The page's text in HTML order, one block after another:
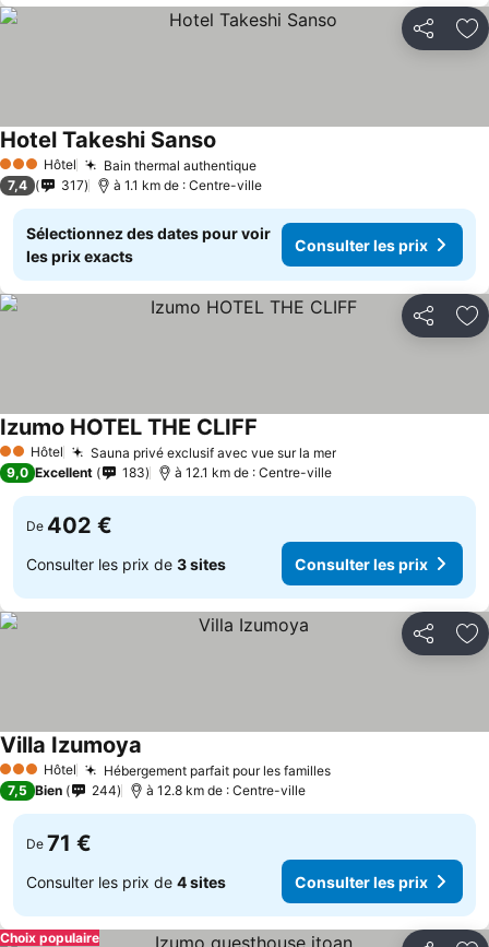
Partager
3 ÉtoilesHôtel Bain thermal authentique
Hotel Takeshi Sanso
7,4 317 à 1.1 km de : Centre-ville
Sélectionnez des dates pour voir
les prix exacts
Consulter les prix
Partager
2 Étoiles
Hôtel Sauna privé exclusif avec vue sur la mer
Izumo HOTEL THE CLIFF
9,0 Excellent 183 à 12.1 km de : Centre-ville
De 402 €
Consulter les prix de 3 sites Consulter les prix
Partager
3 ÉtoilesHôtel Hébergement parfait pour les familles
Villa Izumoya
7,5 Bien 244 à 12.8 km de : Centre-ville
De 71 €
Consulter les prix de 4 sites Consulter les prix
Choix populaire